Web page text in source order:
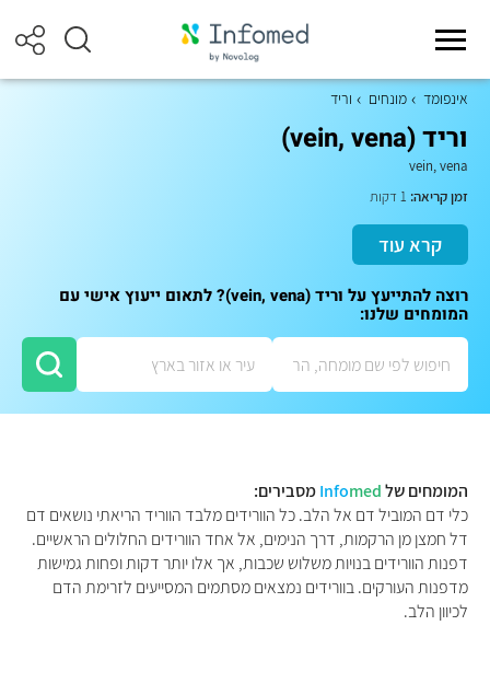
אינפומד מונחים וריד
וריד (vein, vena)
vein, vena
זמן קריאה:
קרא עוד
רוצה להתייעץ על וריד (vein, vena)? לתאום ייעוץ אישי עם
המומחים שלנו:
המומחים של Infomed
מסבירים:
כלי דם המוביל דם אל הלב. כל הוורידים מלבד הווריד הריאתי נושאים דם
דל חמצן מן הרקמות, דרך הנימים, אל אחד הוורידים החלולים הראשיים.
דפנות הוורידים בנויות משלוש שכבות, אך אלו יותר דקות ופחות גמישות
מדפנות העורקים. בוורידים נמצאים מסתמים המסייעים לזרימת הדם
לכיוון הלב.